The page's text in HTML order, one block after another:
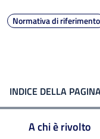
Normativa di riferimento
INDICE DELLA
A chi è rivolto